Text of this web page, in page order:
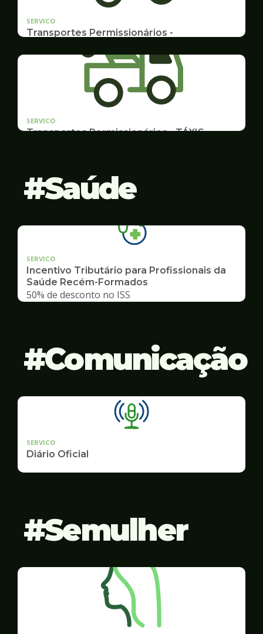
SERVICO
Transportes Permissionários -
Documentação, Requerimento
SERVICO
Transportes Permissionários - TÁXIS
Saúde
SERVICO
Incentivo Tributário para Profissionais da
Saúde Recém-Formados
50% de desconto no ISS
Comunicação
SERVICO
Diário Oficial
Semulher